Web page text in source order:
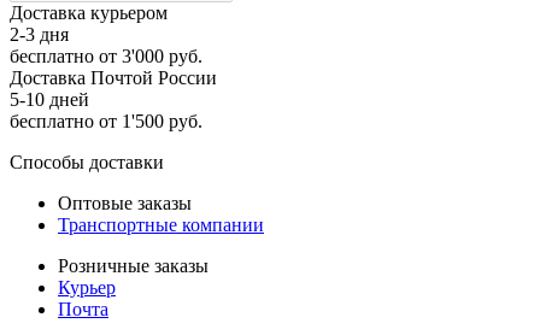
Доставка курьером
2-3 дня
бесплатно от 3'000 руб.
Доставка Почтой России
5-10 дней
бесплатно от 1'500 руб.
Способы доставки
Оптовые заказы
Транспортные компании
Розничные заказы
Курьер
Почта